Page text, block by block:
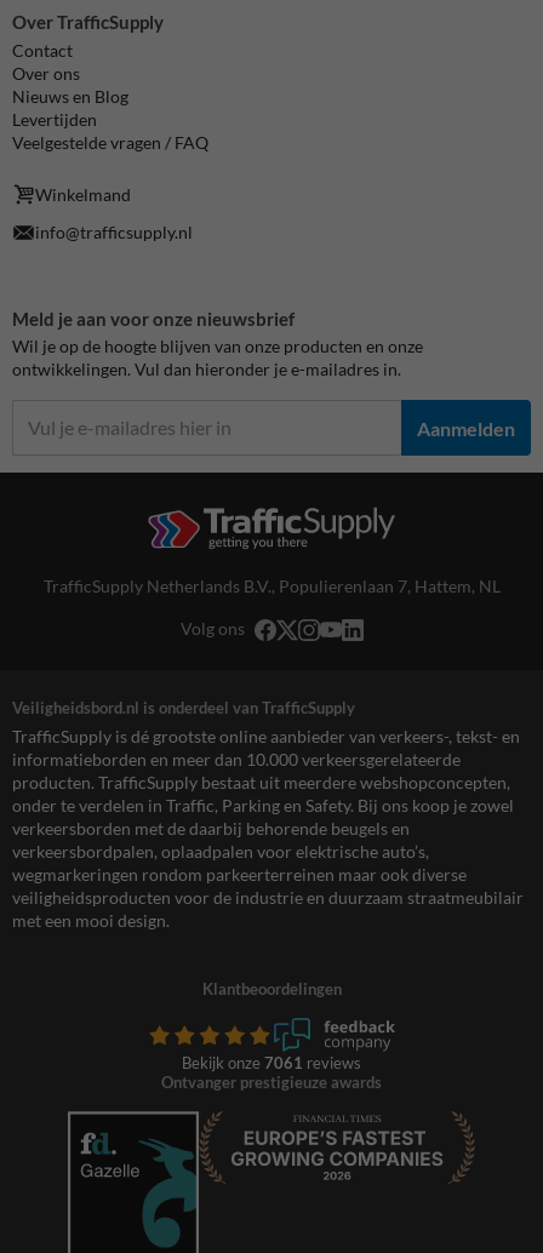
Over TrafficSupply
Contact
Over ons
Nieuws en Blog
Levertijden
Veelgestelde vragen / FAQ
Winkelmand
info@trafficsupply.nl
Meld je aan voor onze nieuwsbrief
Wil je op de hoogte blijven van onze producten en onze
ontwikkelingen. Vul dan hieronder je e-mailadres in.
Aanmelden
TrafficSupply Netherlands B.V., Populierenlaan 7, Hattem, NL
Volg ons
Veiligheidsbord.nl is onderdeel van TrafficSupply
TrafficSupply is dé grootste online aanbieder van verkeers-, tekst- en
informatieborden en meer dan 10.000 verkeersgerelateerde
producten. TrafficSupply bestaat uit meerdere webshopconcepten,
onder te verdelen in Traffic, Parking en Safety. Bij ons koop je zowel
verkeersborden met de daarbij behorende beugels en
verkeersbordpalen, oplaadpalen voor elektrische auto’s,
wegmarkeringen rondom parkeerterreinen maar ook diverse
veiligheidsproducten voor de industrie en duurzaam straatmeubilair
met een mooi design.
Klantbeoordelingen
Bekijk onze 7061 reviews
Ontvanger prestigieuze awards